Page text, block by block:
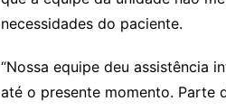
necessidades do paciente.
“Nossa equipe deu assistência
até o presente momento. Parte